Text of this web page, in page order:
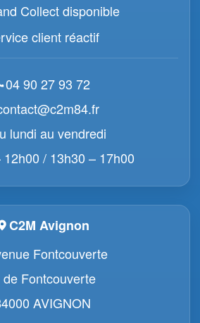
Collect disponible
client réactif
04 90 27 93 72
lundi au vendredi
12h00 / 13h30 – 17h00
C2M Avignon
Fontcouverte
de Fontcouverte
AVIGNON